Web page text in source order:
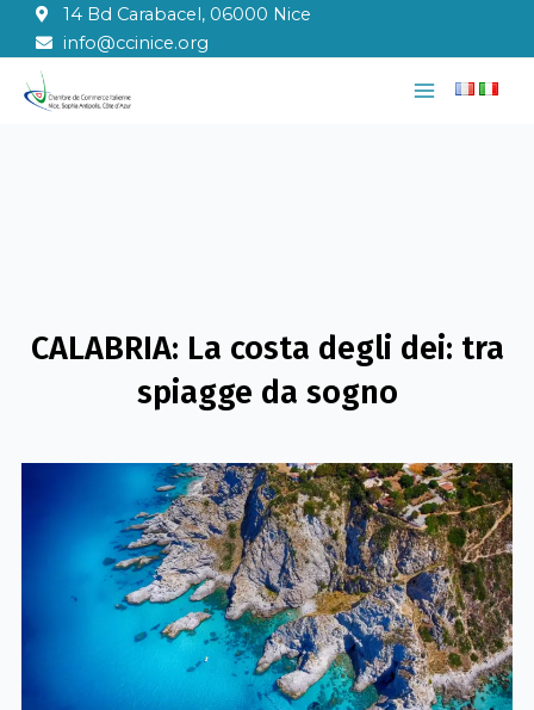
contenuto
14 Bd Carabacel, 06000 Nice
info@ccinice.org
Main
CALABRIA: La costa degli dei: tra
spiagge da sogno